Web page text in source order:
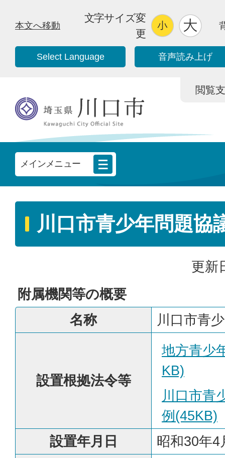
本文へ移動
文字サイズ変
更
Select Language 音声読み上げ
閲覧
メインメニュー
川口市青少年問題協
更新
附属機関等の概要
名称
川口市青
設置根拠法令等
地方青少
KB)
川口市青
例(45KB)
設置年月日
昭和30年4